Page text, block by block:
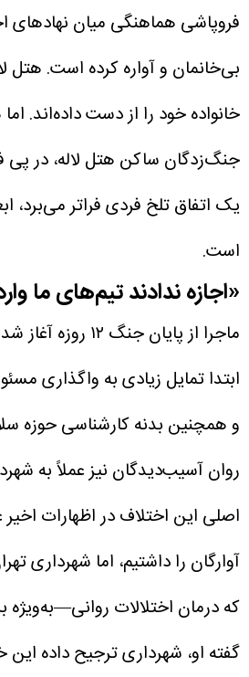
فروپاشی هماهنگی میان نهاد‌های
بی‌خانمان و آواره کرده است. هتل
خانواده خود را از دست داده‌اند.
جنگ‌زدگان ساکن هتل لاله، در
یک اتفاق تلخ فردی فراتر می‌برد،
است.
«اجازه ندادند تیم‌های ما
ماجرا از
ابتدا تمایل زیادی به واگذاری
و همچنین بدنه کارشناسی حوزه
روان آسیب‌دیدگان نیز عملاً به
اصلی این اختلاف در اظهارات
آوارگان را داشتیم، اما شهرداری
که درمان اختلالات
گفته او، شهرداری ترجیح داده